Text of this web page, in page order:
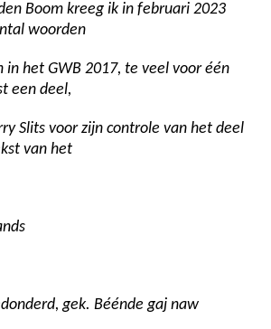
Boom kreeg ik in februari 2023
woorden
in het GWB 2017, te veel voor één
een deel,
Slits voor zijn controle van het deel
van het
gek. Béénde gaj naw